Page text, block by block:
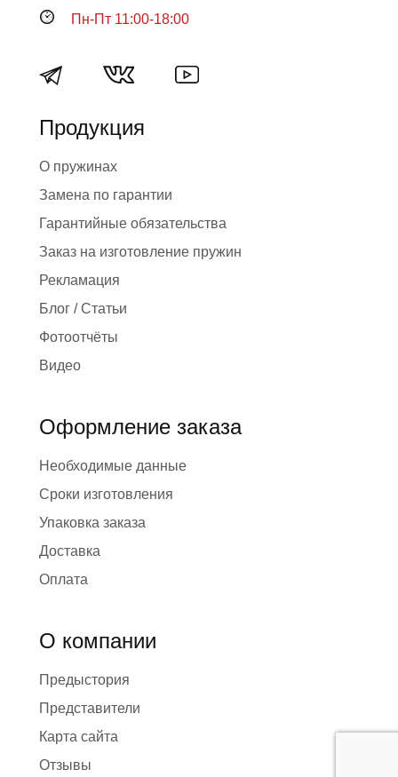
Пн-Пт 11:00-18:00
Продукция
О пружинах
Замена по гарантии
Гарантийные обязательства
Заказ на изготовление пружин
Рекламация
Блог / Статьи
Фотоотчёты
Видео
Оформление заказа
Необходимые данные
Сроки изготовления
Упаковка заказа
Доставка
Оплата
О компании
Предыстория
Представители
Карта сайта
Отзывы